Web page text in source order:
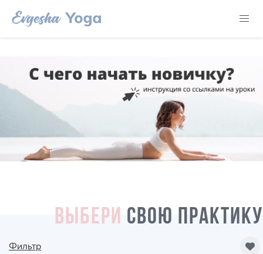
ВЫБЕРИ СВОЮ ПРАКТИКУ
Фильтр